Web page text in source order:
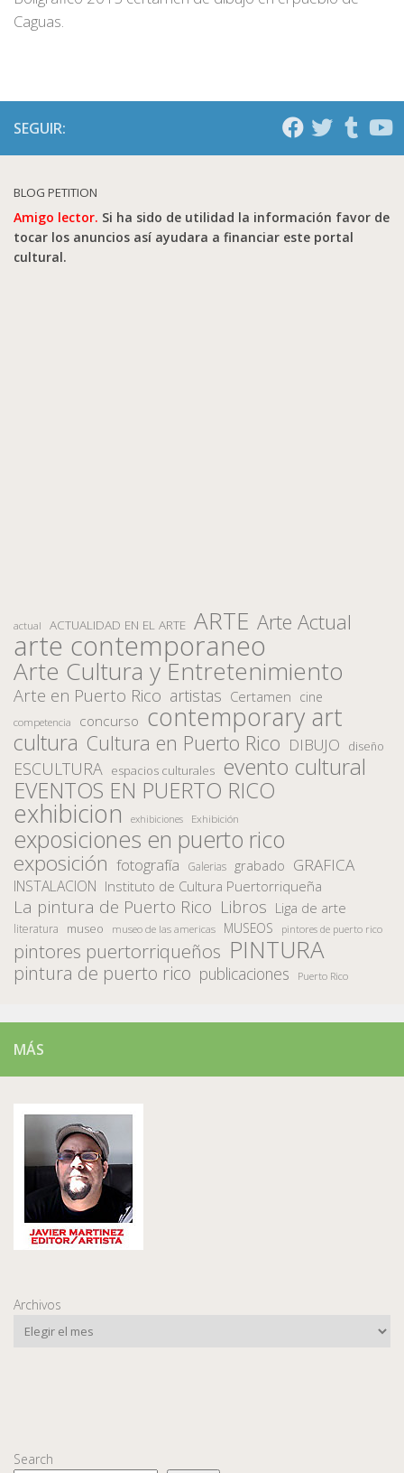
Caguas.
SEGUIR:
BLOG PETITION
Amigo lector. Si ha sido de utilidad la información favor de
tocar los anuncios así ayudara a financiar este portal
cultural.
actual ACTUALIDAD EN EL ARTE ARTE Arte Actual
arte contemporaneo
Arte Cultura y Entretenimiento
Arte en Puerto Rico artistas Certamen cine
competencia concurso contemporary art
cultura Cultura en Puerto Rico DIBUJO diseño
ESCULTURA espacios culturales evento cultural
EVENTOS EN PUERTO RICO
exhibicion exhibiciones Exhibición
exposiciones en puerto rico
exposición fotografía Galerias grabado GRAFICA
INSTALACION Instituto de Cultura Puertorriqueña
La pintura de Puerto Rico Libros Liga de arte
literatura museo museo de las americas MUSEOS pintores de puerto rico
pintores puertorriqueños PINTURA
pintura de puerto rico publicaciones Puerto Rico
MÁS
Archivos
Search